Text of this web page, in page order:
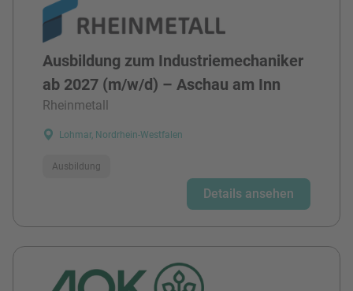
Ausbildung zum Industriemechaniker
ab 2027 (m/w/d) – Aschau am Inn
Rheinmetall
Lohmar, Nordrhein-Westfalen
Ausbildung
Details ansehen